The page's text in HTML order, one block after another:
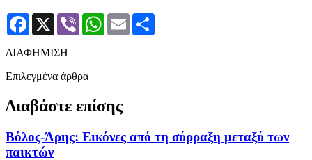
Facebook
X Viber WhatsApp
Email
ΔΙΑΦΗΜΙΣΗ
Επιλεγμένα άρθρα
Διαβάστε επίσης
Βόλος-Άρης: Εικόνες από τη σύρραξη μεταξύ των
παικτών